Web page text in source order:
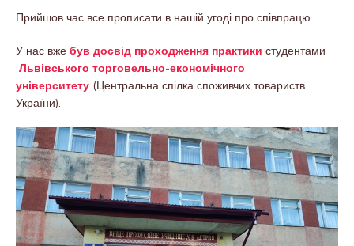
Прийшов час все прописати в нашій угоді про співпрацю.
У нас вже був досвід проходження практики студентами
Львівського торговельно-економічного
університету (Центральна спілка споживчих товариств
України).